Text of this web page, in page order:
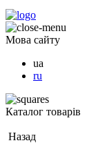
Мова сайту
ua
ru
Каталог товарів
Назад